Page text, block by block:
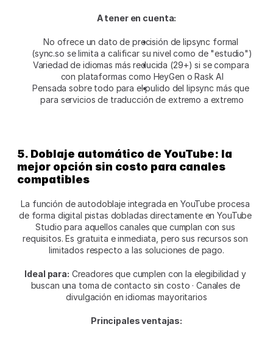
A tener en cuenta:
No ofrece un dato de precisión de lipsync formal
(sync.so se limita a calificar su nivel como de "estudio")
Variedad de idiomas más reducida (29+) si se compara
con plataformas como HeyGen o Rask AI
Pensada sobre todo para el pulido del lipsync más que
para servicios de traducción de extremo a extremo
5. Doblaje automático de YouTube: la
mejor opción sin costo para canales
compatibles
La función de autodoblaje integrada en YouTube procesa
de forma digital pistas dobladas directamente en YouTube
Studio para aquellos canales que cumplan con sus
requisitos. Es gratuita e inmediata, pero sus recursos son
limitados respecto a las soluciones de pago.
Ideal para: Creadores que cumplen con la elegibilidad y
buscan una toma de contacto sin costo · Canales de
divulgación en idiomas mayoritarios
Principales ventajas: